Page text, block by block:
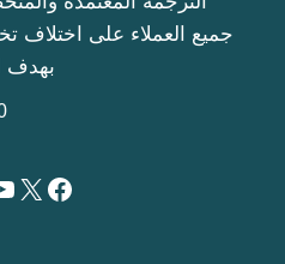
جميع العملاء على اختلاف
بهدف